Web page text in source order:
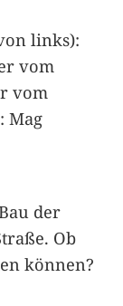
links):
vom
vom
Mag
der
Ob
können?